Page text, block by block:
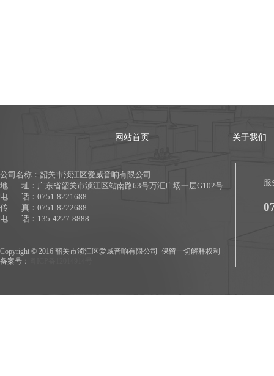
服
公司名称：韶关市浈江区爱威音响有限公司
地 址：广东省韶关市浈江区站南路63号万汇广场一层G102号
电 话：0751-8221688
传 真：0751-8222688
电 话：135-4227-8888
Copyright © 2016 韶关市浈江区爱威音响有限公司 保留一切解释权利
备案号 ：
网站首页 关于我们